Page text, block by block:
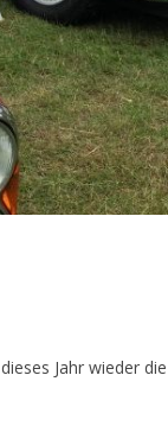
Jahr wieder